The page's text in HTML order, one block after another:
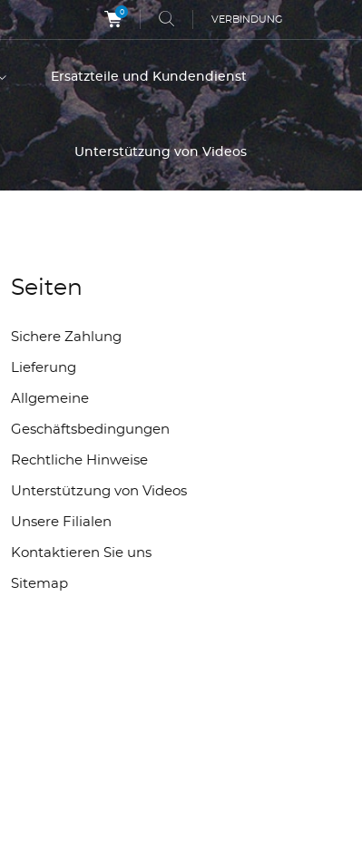
0
VERBINDUNG
Ersatzteile und Kundendienst
Unterstützung von Videos
Seiten
Sichere Zahlung
Lieferung
Allgemeine
Geschäftsbedingungen
Rechtliche Hinweise
Unterstützung von Videos
Unsere Filialen
Kontaktieren Sie uns
Sitemap